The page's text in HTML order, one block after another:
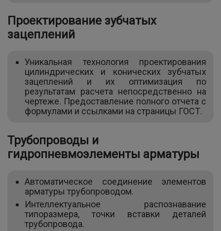
Проектирование зубчатых
зацеплений
Уникальная технология проектирования
цилиндрических и конических зубчатых
зацеплений и их оптимизация по
результатам расчета непосредственно на
чертеже. Предоставление полного отчета с
формулами и ссылками на страницы ГОСТ.
Трубопроводы и
гидропневмоэлементы арматуры
Автоматическое соединение элементов
арматуры трубопроводом.
Интеллектуальное распознавание
типоразмера, точки вставки деталей
трубопровода.